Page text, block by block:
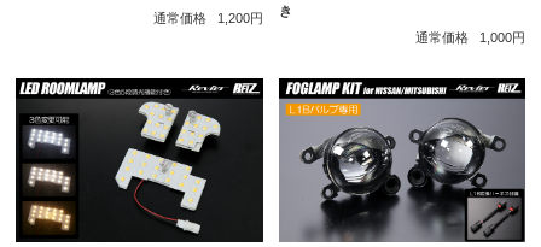
通常価格
1,200円
き
通常価格
1,000円